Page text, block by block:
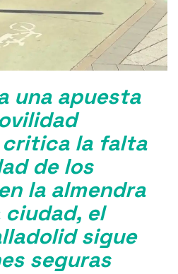
una apuesta
la falta
de los
la almendra
el
sigue
seguras